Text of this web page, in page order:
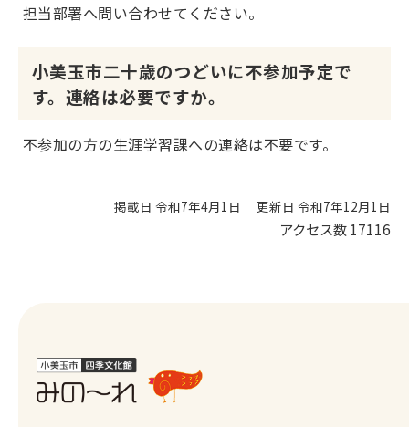
担当部署へ問い合わせてください。
小美玉市二十歳のつどいに不参加予定で
す。連絡は必要ですか。
不参加の方の生涯学習課への連絡は不要です。
掲載日 令和7年4月1日 更新日 令和7年12月1日
アクセス数17116